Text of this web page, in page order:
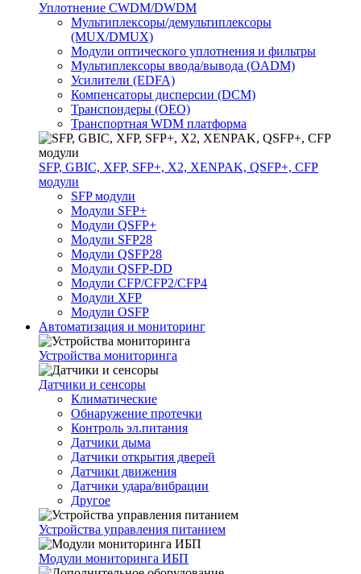
Уплотнение CWDM/DWDM
Мультиплексоры/демультиплексоры
(MUX/DMUX)
Модули оптического уплотнения и фильтры
Мультиплексоры ввода/вывода (OADM)
Усилители (EDFA)
Компенсаторы дисперсии (DCM)
Транспондеры (OEO)
Транспортная WDM платформа
SFP, GBIC, XFP, SFP+, X2, XENPAK, QSFP+, CFP
модули
SFP модули
Модули SFP+
Модули QSFP+
Модули SFP28
Модули QSFP28
Модули QSFP-DD
Модули CFP/CFP2/CFP4
Модули XFP
Модули OSFP
Автоматизация и мониторинг
Устройства мониторинга
Датчики и сенсоры
Климатические
Обнаружение протечки
Контроль эл.питания
Датчики дыма
Датчики открытия дверей
Датчики движения
Датчики удара/вибрации
Другое
Устройства управления питанием
Модули мониторинга ИБП